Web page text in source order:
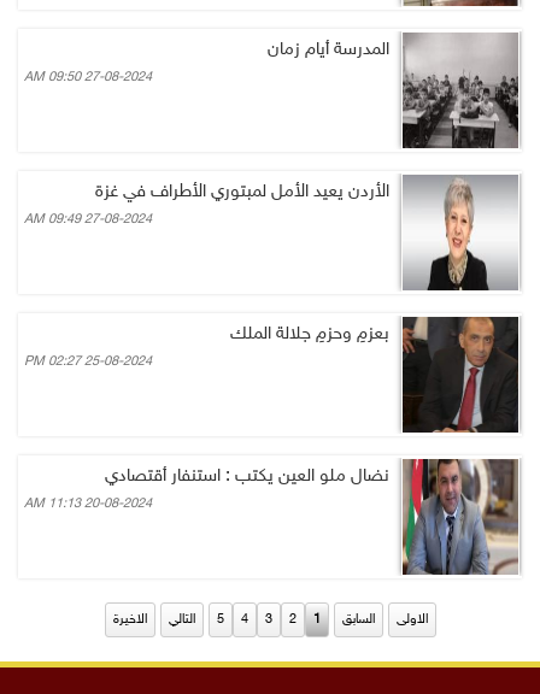
المدرسة أيام زمان
27-08-2024 09:50 AM
الأردن يعيد الأمل لمبتوري الأطراف في غزة
27-08-2024 09:49 AM
بعزمِ وحزمِ جلالة الملك
25-08-2024 02:27 PM
نضال ملو العين يكتب : استنفار أقتصادي
20-08-2024 11:13 AM
الاولى السابق 1
2
3
4
5 التالي الاخيرة